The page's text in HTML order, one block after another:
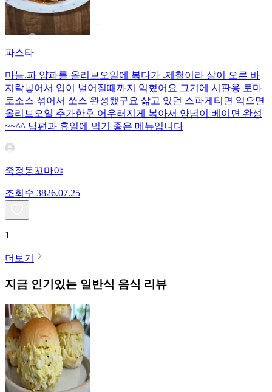
파스타
마늘.파 양파를 올리브오일에 볶다가 .제철이라 살이 오른 바
지락넣어서 입이 벌어질때까지 익혔어요 그기에 시판용 토마
토소스 섞어서 쏘스 완성했구요 삶고 있던 스파게티면 익으면
올리브오일 추가한후 어우러지게 볶아서 양념이 베이면 완성
~~^^ 남편과 휴일에 먹기 좋은 메뉴입니다
죽정동꼬마야
조회수 3826.07.25
1
더보기
지금 인기있는 일반식 음식 리뷰